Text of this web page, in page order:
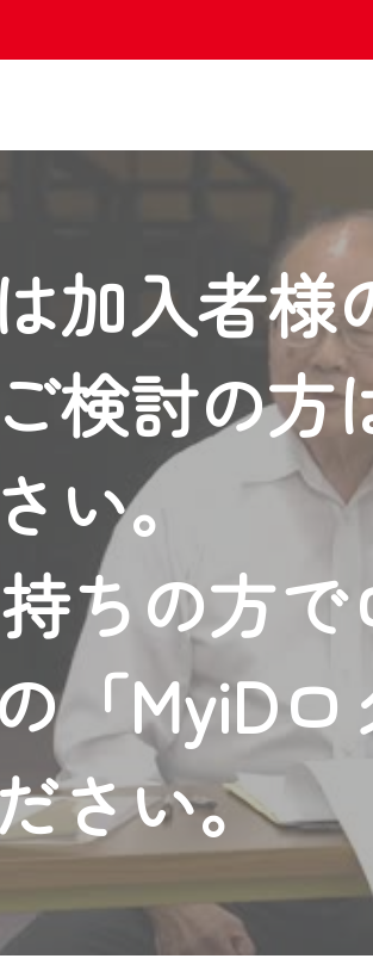
加入者様
検討の方
い。
ちの方
「MyiD
さい。
お知
Web TV』は2024年9月24日からリ
住まいの地域の動画コンテンツが
ザから、いつでも・どこでも・外
市町の地域情報番組をご視聴いただ
入者様へのサービス向上のため、
いただくには、一部コンテンツを除
と『CCNetマイページ※』へのログ
ろしくお願いいたします。
には、MyIDが必要となります。
を含むCCNetの各種サービスをご
メールアドレスで設定できます。
ーメールアドレスでも作成可能です）
・MyIDの新規登録はこちらから
の方は引き続きご視聴いただけます。
ルにともないメンテナンス作業を